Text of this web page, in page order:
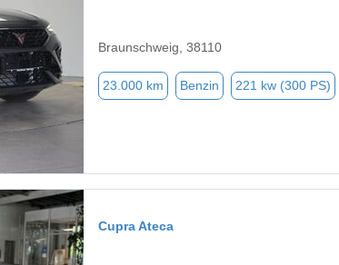
Braunschweig, 38110
23.000 km Benzin 221 kw (300 PS)
Cupra Ateca